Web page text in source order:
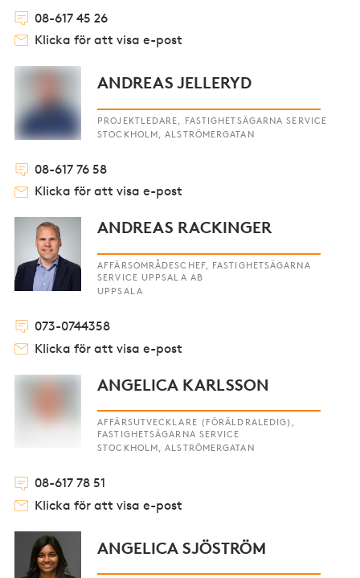
08-617 45 26
Klicka för att visa e-post
ANDREAS JELLERYD
PROJEKTLEDARE, FASTIGHETSÄGARNA SERVICE
STOCKHOLM, ALSTRÖMERGATAN
08-617 76 58
Klicka för att visa e-post
ANDREAS RACKINGER
AFFÄRSOMRÅDESCHEF, FASTIGHETSÄGARNA
SERVICE UPPSALA AB
UPPSALA
073-0744358
Klicka för att visa e-post
ANGELICA KARLSSON
AFFÄRSUTVECKLARE (FÖRÄLDRALEDIG),
FASTIGHETSÄGARNA SERVICE
STOCKHOLM, ALSTRÖMERGATAN
08-617 78 51
Klicka för att visa e-post
ANGELICA SJÖSTRÖM